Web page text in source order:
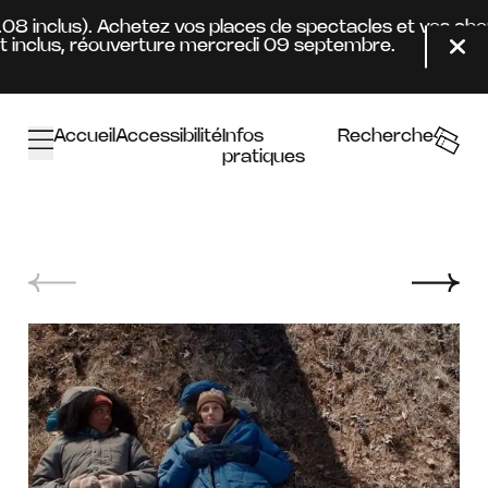
inclus). Achetez vos places de spectacles et vos
réouverture mercredi 09 septembre.
AccueilAccessibilitéInfos
pratiques
Recherche